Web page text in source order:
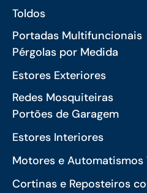
Toldos
Portadas Multifuncionais
Pérgolas por Medida
Estores Exteriores
Redes Mosquiteiras
Portões de Garagem
Estores Interiores
Motores e Automatismos
Cortinas e Reposteiros